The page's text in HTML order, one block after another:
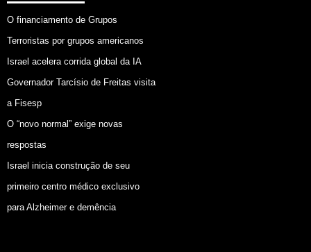
O financiamento de Grupos
Terroristas por grupos americanos
Israel acelera corrida global da IA
Governador Tarcísio de Freitas visita
a Fisesp
O “novo normal” exige novas
respostas
Israel inicia construção de seu
primeiro centro médico exclusivo
para Alzheimer e demência